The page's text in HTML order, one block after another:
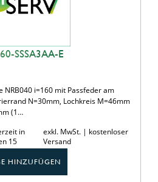
SSSA3AA-E
NRB040 i=160 mit Passfeder am
N=30mm, Lochkreis M=46mm
(1…
in
15
exkl. MwSt. | kostenloser
Versand
HINZUFÜGEN